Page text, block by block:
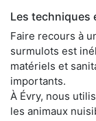
Les techniques
Faire recours à
surmulots est
matériels et
importants.
À Évry, nous
les animaux